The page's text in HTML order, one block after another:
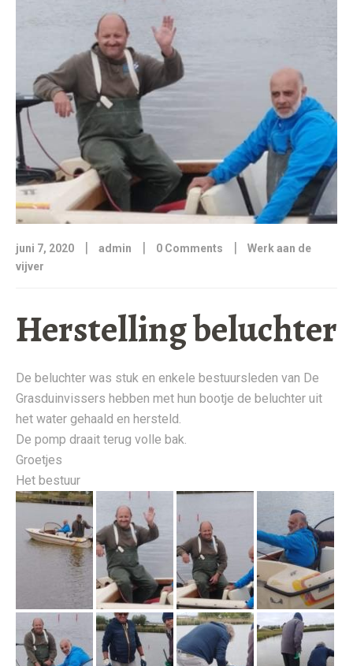
juni 7, 2020 | admin | 0 Comments |
Werk aan de
vijver
Herstelling beluchter
De beluchter was stuk en enkele bestuursleden van De
Grasduinvissers hebben met hun bootje de beluchter uit
het water gehaald en hersteld.
De pomp draait terug volle bak.
Groetjes
Het bestuur